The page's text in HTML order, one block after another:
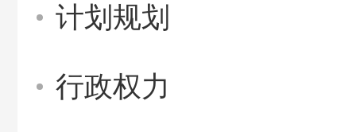
计划规划
行政权力